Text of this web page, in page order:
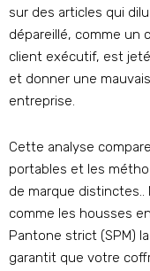
sur des articles qui
dépareillé, comme un
client exécutif, est
et donner une
entreprise.
Cette analyse
portables et les
de marque
comme les housses
Pantone strict (SPM)
garantit que votre